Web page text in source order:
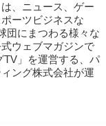
、ニュース、ゲー
ーツビジネスな
団にまつわる様々な
ウェブマガジンで
TV」を運営する、パ
ング株式会社が運